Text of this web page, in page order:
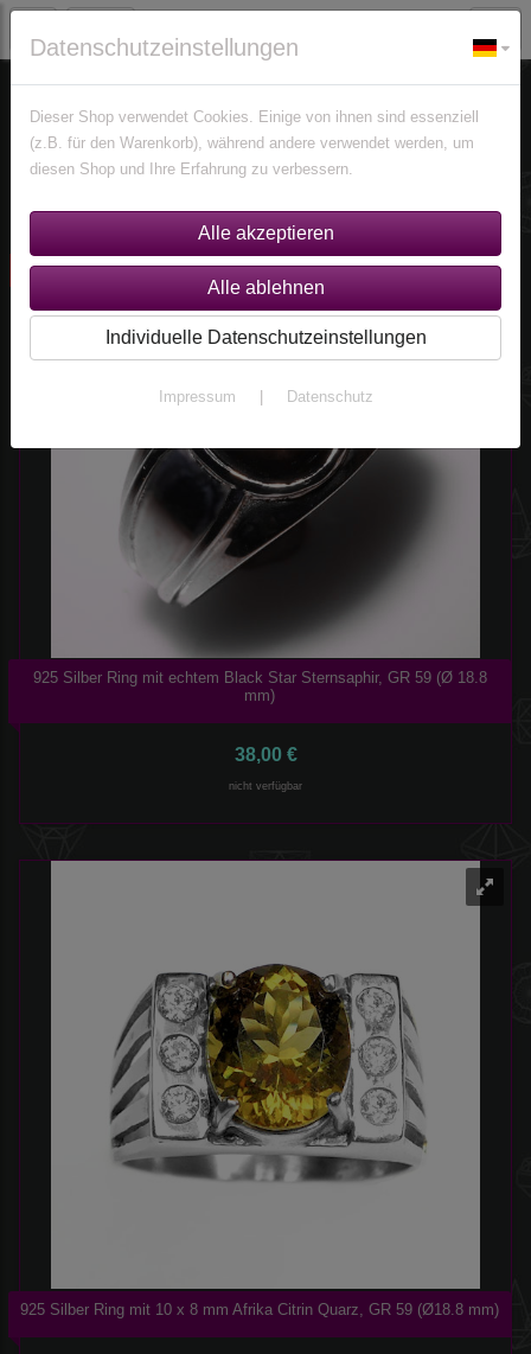
Schmuck Ringe Ringe nach Größen Größe 59 (Ø 18,8 mm)
Sortierung wählen
ausverkauft
925 Silber Ring mit echtem Black Star Sternsaphir, GR 59 (Ø 18.8
mm)
38,00 €
nicht verfügbar
925 Silber Ring mit 10 x 8 mm Afrika Citrin Quarz, GR 59 (Ø18.8 mm)
Datenschutzeinstellungen
Dieser Shop verwendet Cookies. Einige von ihnen sind essenziell
(z.B. für den Warenkorb), während andere verwendet werden, um
diesen Shop und Ihre Erfahrung zu verbessern.
Individuelle Datenschutzeinstellungen
Impressum Datenschutz